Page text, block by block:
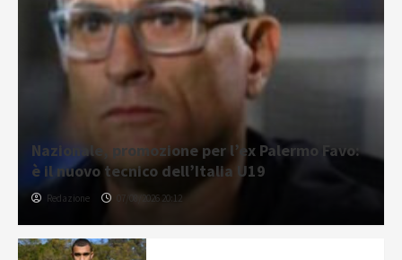
Nazionale, promozione per l’ex Palermo Favo:
è il nuovo tecnico dell’Italia U19
Redazione 07/08/2026 20:12